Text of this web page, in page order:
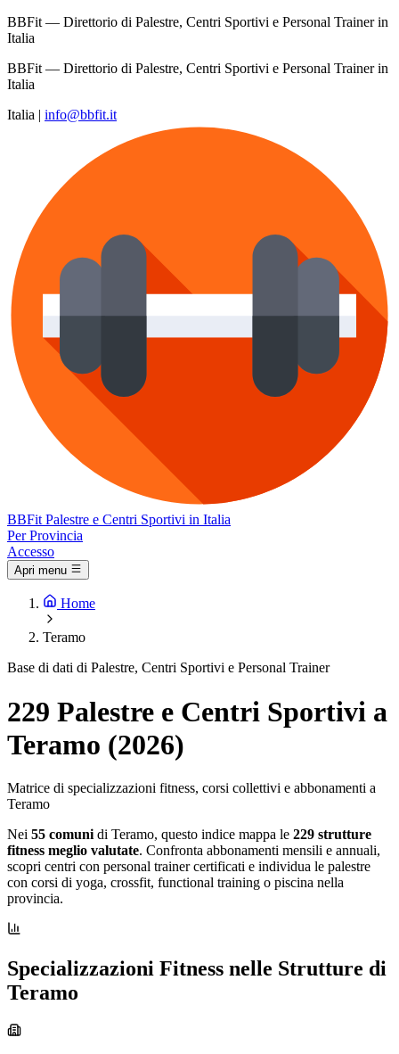
BBFit — Direttorio di Palestre, Centri Sportivi e Personal Trainer in
Italia
BBFit — Direttorio di Palestre, Centri Sportivi e Personal Trainer in
Italia
Italia | info@bbfit.it
BBFit Palestre e Centri Sportivi in Italia
Per Provincia
Accesso
Apri menu
Home
Teramo
Base di dati di Palestre, Centri Sportivi e Personal Trainer
229 Palestre e Centri Sportivi a
Teramo (2026)
Matrice di specializzazioni fitness, corsi collettivi e abbonamenti a
Teramo
Nei 55 comuni di Teramo, questo indice mappa le 229 strutture
fitness meglio valutate. Confronta abbonamenti mensili e annuali,
scopri centri con personal trainer certificati e individua le palestre
con corsi di yoga, crossfit, functional training o piscina nella
provincia.
Specializzazioni Fitness nelle Strutture di
Teramo